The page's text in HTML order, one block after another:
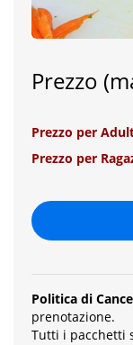
Prezzo
Prezzo per
Prezzo per
Politica di
prenotazione.
Tutti i pacchetti